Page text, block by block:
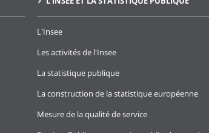
L'Insee
Les activités de l'Insee
La statistique publique
La construction de la statistique européenne
Mesure de la qualité de service